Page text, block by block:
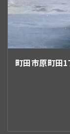
町田市原町